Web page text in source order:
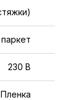
230 В
Пленка